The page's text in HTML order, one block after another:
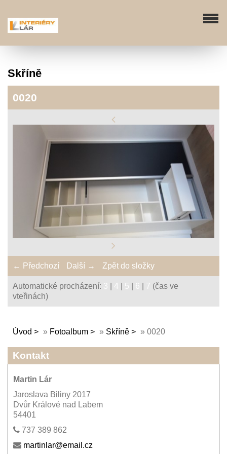
Skříně
0020
← Předchozí Další → Zpět do složky
Automatické procházení: 3 4 5 6 7 (čas ve
vteřinách)
Úvod » Fotoalbum » Skříně » 0020
Kontakt
Martin Lár
Jaroslava Biliny 2017
Dvůr Králové nad Labem
54401
737 389 862
martinlar@email.cz